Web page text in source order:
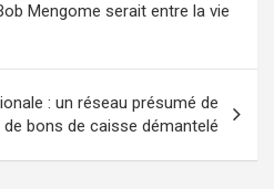
Mengome serait entre la vie
: un réseau présumé de
bons de caisse démantelé